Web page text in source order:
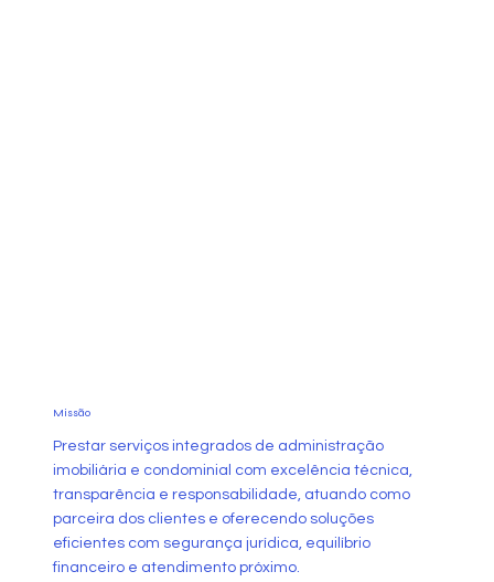
Prestar serviços integrados de administração
imobiliária e condominial com excelência técnica,
transparência e responsabilidade, atuando como
parceira dos clientes e oferecendo soluções
eficientes com segurança jurídica, equilíbrio
financeiro e atendimento próximo.
Missão